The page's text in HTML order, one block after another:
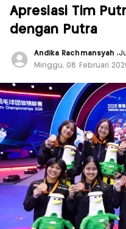
Apresiasi Tim
dengan Putra
Andika Rachmansyah ,
Minggu, 08 Februari